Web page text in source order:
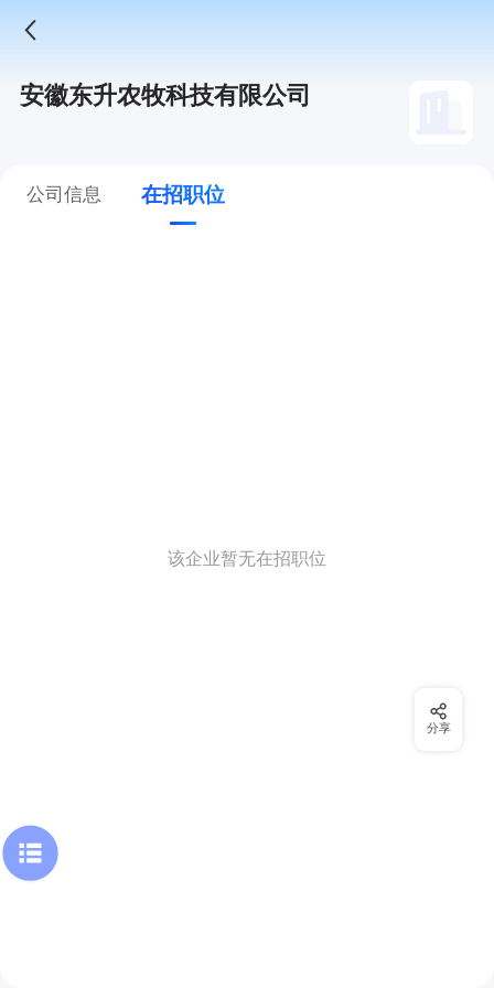
安徽东升农牧科技有限公司
公司信息 在招职位
该企业暂无在招职位
分享